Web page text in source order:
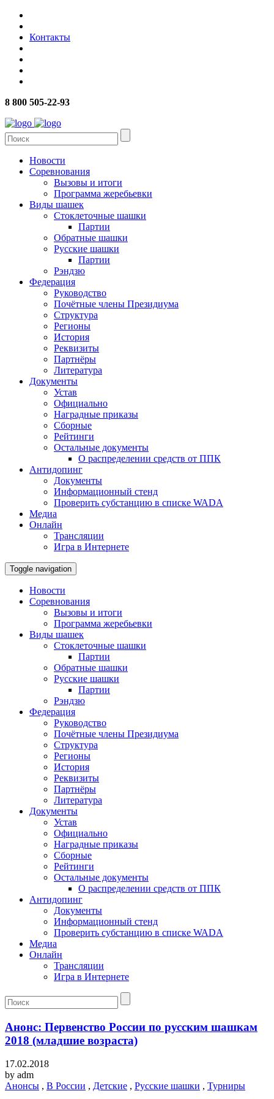
Контакты
8 800 505-22-93
Новости
Соревнования
Вызовы и итоги
Программа жеребьевки
Виды шашек
Стоклеточные шашки
Партии
Обратные шашки
Русские шашки
Партии
Рэндзю
Федерация
Руководство
Почётные члены Президиума
Структура
Регионы
История
Реквизиты
Партнёры
Литература
Документы
Устав
Официально
Наградные приказы
Сборные
Рейтинги
Остальные документы
О распределении средств от ППК
Антидопинг
Документы
Информационный стенд
Проверить субстанцию в списке WADA
Медиа
Онлайн
Трансляции
Игра в Интернете
Toggle navigation
Новости
Соревнования
Вызовы и итоги
Программа жеребьевки
Виды шашек
Стоклеточные шашки
Партии
Обратные шашки
Русские шашки
Партии
Рэндзю
Федерация
Руководство
Почётные члены Президиума
Структура
Регионы
История
Реквизиты
Партнёры
Литература
Документы
Устав
Официально
Наградные приказы
Сборные
Рейтинги
Остальные документы
О распределении средств от ППК
Антидопинг
Документы
Информационный стенд
Проверить субстанцию в списке WADA
Медиа
Онлайн
Трансляции
Игра в Интернете
Анонс: Первенство России по русским шашкам
2018 (младшие возраста)
17.02.2018
by adm
Анонсы , В России , Детские , Русские шашки , Турниры